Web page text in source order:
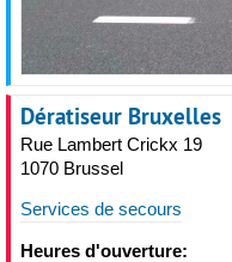
Dératiseur Bruxelles
Rue Lambert Crickx 19
1070 Brussel
Services de secours
Heures d'ouverture: